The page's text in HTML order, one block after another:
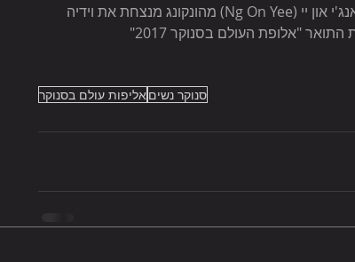
יום של דרמה בסינגפור: אחרי 9.5 שעות של משחקי הגמר אנג'י און יי (Ng On Yee) מהונקונג מנצחת את וידיה
סנוקר נשים אליפות עולם בסנוקר